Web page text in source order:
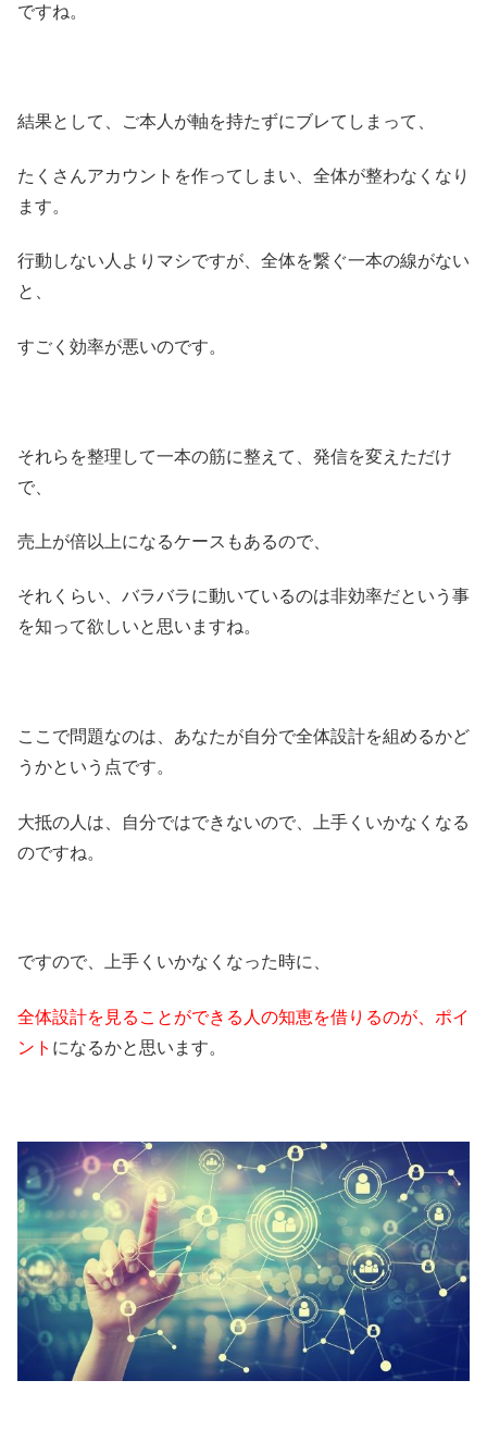
ですね。
結果として、ご本人が軸を持たずにブレてしまって、
たくさんアカウントを作ってしまい、全体が整わなくなり
ます。
行動しない人よりマシですが、全体を繋ぐ一本の線がない
と、
すごく効率が悪いのです。
それらを整理して一本の筋に整えて、発信を変えただけ
で、
売上が倍以上になるケースもあるので、
それくらい、バラバラに動いているのは非効率だという事
を知って欲しいと思いますね。
ここで問題なのは、あなたが自分で全体設計を組めるかど
うかという点です。
大抵の人は、自分ではできないので、上手くいかなくなる
のですね。
ですので、上手くいかなくなった時に、
全体設計を見ることができる人の知恵を借りるのが、ポイ
ント になるかと思います。